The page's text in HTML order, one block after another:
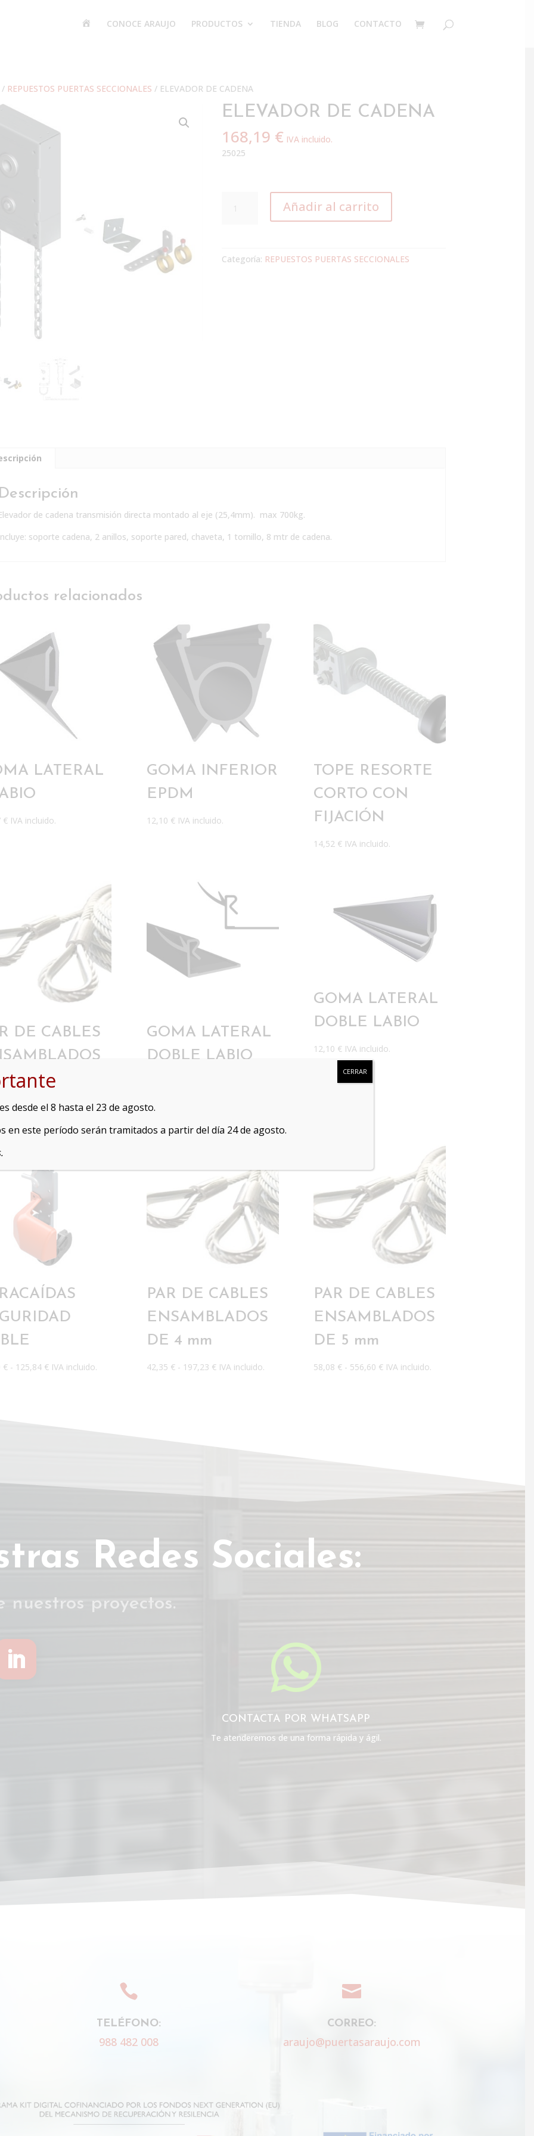
CONOCE ARAUJO PRODUCTOS TIENDA BLOG CONTACTO
/ REPUESTOS PUERTAS SECCIONALES / ELEVADOR DE CADENA
ELEVADOR DE CADENA
168,19 € IVA incluido.
25025
Añadir al carrito
Categoría: REPUESTOS PUERTAS SECCIONALES
Descripción
de cadena transmisión directa montado al eje (25,4mm). max 700kg.
soporte cadena, 2 anillos, soporte pared, chaveta, 1 tornillo, 8 mtr de cadena.
relacionados
LATERAL
€ IVA incluido.
GOMA INFERIOR
EPDM
12,10 € IVA incluido.
TOPE RESORTE
CORTO CON
FIJACIÓN
14,52 € IVA incluido.
DE CABLES
3 mm
€ - 140,36€ Rango
precios:
hasta
IVA incluido.
GOMA LATERAL
DOBLE LABIO
GOMA LATERAL
DOBLE LABIO
12,10 € IVA incluido.
€ - 125,84 €Rango
IVA incluido.
PAR DE CABLES
ENSAMBLADOS
DE 4 mm
42,35 € - 197,23 €Rango
197,23 €
IVA incluido.
PAR DE CABLES
ENSAMBLADOS
DE 5 mm
58,08 € - 556,60 €Rango
IVA incluido.
Redes Sociales:
proyectos.

CONTACTA POR WHATSAPP
Te atenderemos de una forma rápida y ágil.

TELÉFONO:
988 482 008

CORREO:
araujo@puertasaraujo.com
desde el 8 hasta el 23 de agosto.
en este período serán tramitados a partir del día 24 de agosto.
CERRAR